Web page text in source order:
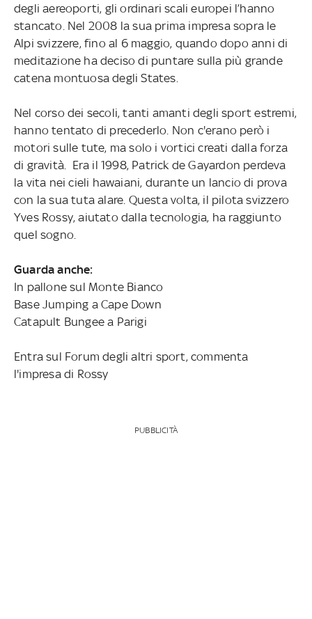
degli aereoporti, gli ordinari scali europei l’hanno
stancato. Nel 2008 la sua prima impresa sopra le
Alpi svizzere, fino al 6 maggio, quando dopo anni di
meditazione ha deciso di puntare sulla più grande
catena montuosa degli States.
Nel corso dei secoli, tanti amanti degli sport estremi,
hanno tentato di precederlo. Non c'erano però i
motori sulle tute, ma solo i vortici creati dalla forza
di gravità. Era il 1998, Patrick de Gayardon perdeva
la vita nei cieli hawaiani, durante un lancio di prova
con la sua tuta alare. Questa volta, il pilota svizzero
Yves Rossy, aiutato dalla tecnologia, ha raggiunto
quel sogno.
Guarda anche:
In pallone sul Monte Bianco
Base Jumping a Cape Down
Catapult Bungee a Parigi
Entra sul Forum degli altri sport, commenta
l'impresa di Rossy
PUBBLICITÀ